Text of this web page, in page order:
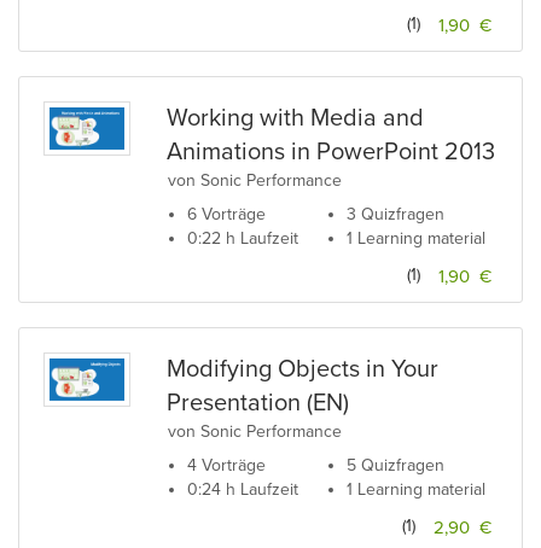
1,90 €
(1)
Working with Media and
Animations in PowerPoint 2013
von Sonic Performance
6 Vorträge
0:22 h Laufzeit
3 Quizfragen
1 Learning material
1,90 €
(1)
Modifying Objects in Your
Presentation (EN)
von Sonic Performance
4 Vorträge
0:24 h Laufzeit
5 Quizfragen
1 Learning material
2,90 €
(1)